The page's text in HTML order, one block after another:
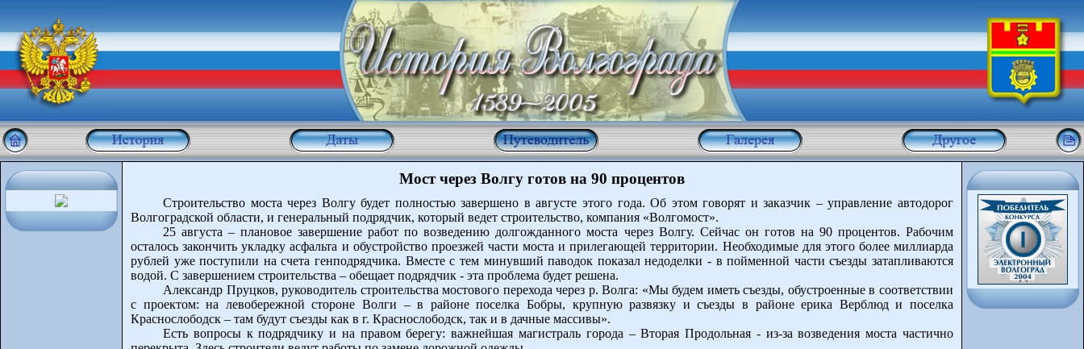
Мост через Волгу готов на 90 процентов
Строительство моста через Волгу будет полностью завершено в августе этого года. Об этом говорят и заказчик – управление автодорог
Волгоградской области, и генеральный подрядчик, который ведет строительство, компания «Волгомост».
25 августа – плановое завершение работ по возведению долгожданного моста через Волгу. Сейчас он готов на 90 процентов. Рабочим
осталось закончить укладку асфальта и обустройство проезжей части моста и прилегающей территории. Необходимые для этого более миллиарда
рублей уже поступили на счета генподрядчика. Вместе с тем минувший паводок показал недоделки - в пойменной части съезды затапливаются
водой. С завершением строительства – обещает подрядчик - эта проблема будет решена.
Александр Пруцков, руководитель строительства мостового перехода через р. Волга: «Мы будем иметь съезды, обустроенные в соответствии
с проектом: на левобережной стороне Волги – в районе поселка Бобры, крупную развязку и съезды в районе ерика Верблюд и поселка
Краснослободск – там будут съезды как в г. Краснослободск, так и в дачные массивы».
Есть вопросы к подрядчику и на правом берегу: важнейшая магистраль города – Вторая Продольная - из-за возведения моста частично